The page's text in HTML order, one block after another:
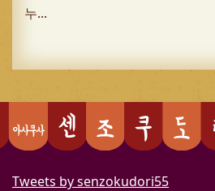
누...
Tweets by senzokudori55